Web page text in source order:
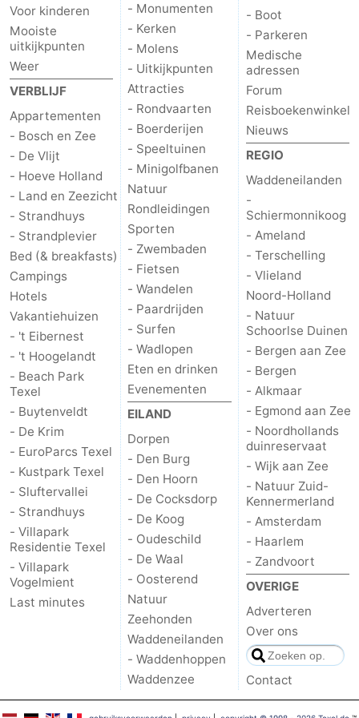
Zandvoort
Weer
Contact
Voor kinderen
Mooiste
uitkijkpunten
Weer
VERBLIJF
Appartementen
- Bosch en Zee
- De Vlijt
- Hoeve Holland
- Land en Zeezicht
- Strandhuys
- Strandplevier
Bed (& breakfasts)
Campings
Hotels
Vakantiehuizen
- 't Eibernest
- 't Hoogelandt
- Beach Park
Texel
- Buytenveldt
- De Krim
- EuroParcs Texel
- Kustpark Texel
- Sluftervallei
- Strandhuys
- Villapark
Residentie Texel
- Villapark
Vogelmient
Last minutes
- Monumenten
- Kerken
- Molens
- Uitkijkpunten
Attracties
- Rondvaarten
- Boerderijen
- Speeltuinen
- Minigolfbanen
Natuur
Rondleidingen
Sporten
- Zwembaden
- Fietsen
- Wandelen
- Paardrijden
- Surfen
- Wadlopen
Eten en drinken
Evenementen
EILAND
Dorpen
- Den Burg
- Den Hoorn
- De Cocksdorp
- De Koog
- Oudeschild
- De Waal
- Oosterend
Natuur
Zeehonden
Waddeneilanden
- Waddenhoppen
Waddenzee
- Boot
- Parkeren
Medische
adressen
Forum
Reisboekenwinkel
Nieuws
REGIO
Waddeneilanden
-
Schiermonnikoog
- Ameland
- Terschelling
- Vlieland
Noord-Holland
- Natuur
Schoorlse Duinen
- Bergen aan Zee
- Bergen
- Alkmaar
- Egmond aan Zee
- Noordhollands
duinreservaat
- Wijk aan Zee
- Natuur Zuid-
Kennermerland
- Amsterdam
- Haarlem
- Zandvoort
OVERIGE
Adverteren
Over ons
Contact